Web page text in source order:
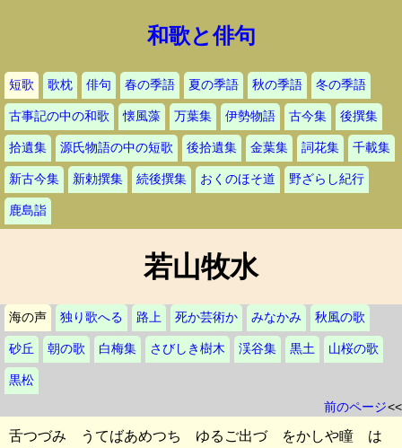
和歌と俳句
短歌 歌枕 俳句 春の季語 夏の季語 秋の季語 冬の季語
古事記の中の和歌 懐風藻 万葉集 伊勢物語 古今集 後撰集
拾遺集 源氏物語の中の短歌 後拾遺集 金葉集 詞花集 千載集
新古今集 新勅撰集 続後撰集 おくのほそ道 野ざらし紀行
鹿島詣
若山牧水
海の声 独り歌へる 路上 死か芸術か みなかみ 秋風の歌
砂丘 朝の歌 白梅集 さびしき樹木 渓谷集 黒土 山桜の歌
黒松
前のページ<<
舌つづみ うてばあめつち ゆるご出づ をかしや瞳 は